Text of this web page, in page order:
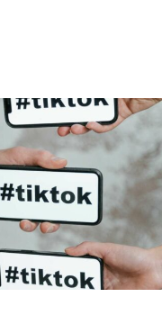
Beste TikTok
Datenschutz-
2024